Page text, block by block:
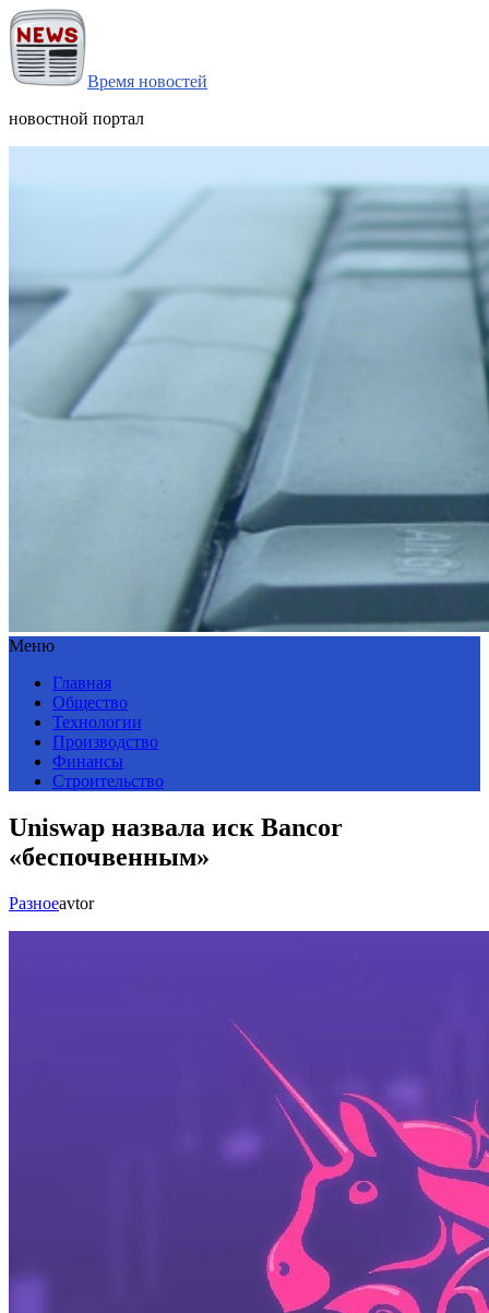
Время новостей
новостной портал
Меню
Главная
Общество
Технологии
Производство
Финансы
Строительство
Uniswap назвала иск Bancor
«беспочвенным»
Разноеavtor